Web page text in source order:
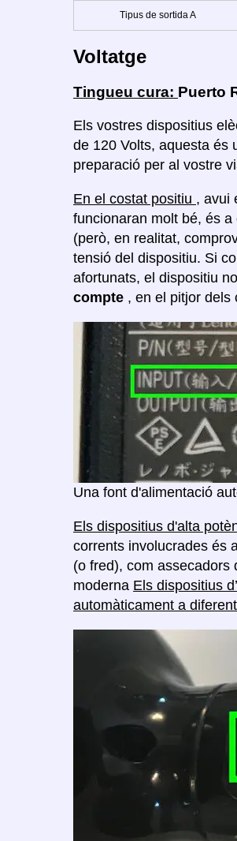
Tipus de sortida A
Voltatge
Tingueu cura: Puerto
Els vostres dispositius
de 120 Volts, aquesta és
preparació per al vostre
En el costat positiu , avui
funcionaran molt bé, és
(però, en realitat,
tensió del dispositiu. Si
afortunats, el dispositiu
compte , en el pitjor dels
Una font d'alimentació
Els dispositius d'alta
corrents involucrades és
(o fred), com assecadors
moderna Els dispositius
automàticament a